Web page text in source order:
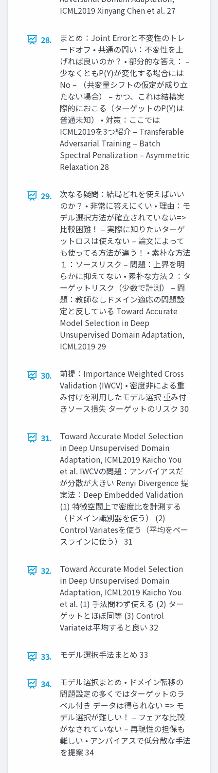
ICML2019 Xinyang Chen et al. 27
28.
まとめ：Joint Errorと不変性のトレ
ードオフ • 共通の問い：不変性を上
げれば良いのか？ • 部分的な答え： –
少なくともP(Y)が変化する場合には
No – （共変量シフトの仮定が成り立
たない場合） – かつ、これは結構実
際的におこる（ターゲットのP(Y)は
普通未知） • 対策：ここでは
ICML2019を3つ紹介 – Transferable
Adversarial Training – Batch
Spectral Penalization – Asymmetric
Relaxation 28
29.
次なる疑問：結局どれを使えばいい
のか？ • 非常に答えにくい • 理由：モ
デル選択方法が確立されていない=>
比較困難！ – 実際に知りたいターゲ
ットロスは使えない – 論文によって
も使ってる方法が違う！ • 素朴な方法
１：ソースリスク – 問題：上界を明
らかに抑えてない • 素朴な方法２：タ
ーゲットリスク（少数で計測） – 問
題：教師なしドメイン適応の問題設
定と反している Toward Accurate
Model Selection in Deep
Unsupervised Domain Adaptation,
ICML2019 29
30.
前提：Importance Weighted Cross
Validation (IWCV) • 密度非による重
み付けを利用したモデル選択 重み付
きソース損失 ターゲットのリスク 30
31.
Toward Accurate Model Selection
in Deep Unsupervised Domain
Adaptation, ICML2019 Kaicho You
et al. IWCVの問題：アンバイアスだ
が分散が大きい Renyi Divergence 提
案法：Deep Embedded Validation
(1) 特徴空間上で密度比を計測する
（ドメイン識別器を使う） (2)
Control Variatesを使う（平均をベー
スラインに使う） 31
32.
Toward Accurate Model Selection
in Deep Unsupervised Domain
Adaptation, ICML2019 Kaicho You
et al. (1) 手法問わず使える (2) ター
ゲットとほぼ同等 (3) Control
Variateは平均すると良い 32
33. モデル選択手法まとめ 33
34.
モデル選択まとめ • ドメイン転移の
問題設定の多くではターゲットのラ
ベル付き データは得られない => モ
デル選択が難しい！ – フェアな比較
がなされていない – 再現性の担保も
難しい • アンバイアスで低分散な手法
を提案 34